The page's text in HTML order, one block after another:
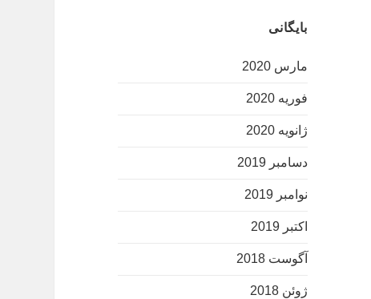
بایگانی
مارس 2020
فوریه 2020
ژانویه 2020
دسامبر 2019
نوامبر 2019
اکتبر 2019
آگوست 2018
ژوئن 2018